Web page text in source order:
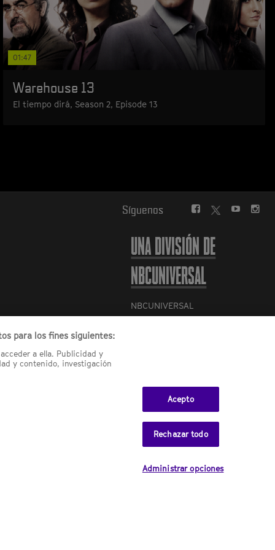
01:47
Warehouse 13
El tiempo dirá, Season 2, Episode 13
Síguenos
FACEBOOK
YOUTUBE
UNA DIVISIÓN DE
NBCUNIVERSAL
NBCUNIVERSAL
95. Planta 10 28046 Madrid B-
82227893
SYFY España está sujeto a la
jurisdicción española y regulado
por la Comisión Nacional de los
(CNMC).
para los fines siguientes:
a ella. Publicidad y
y contenido, investigación
Acepto
Rechazar todo
Administrar opciones